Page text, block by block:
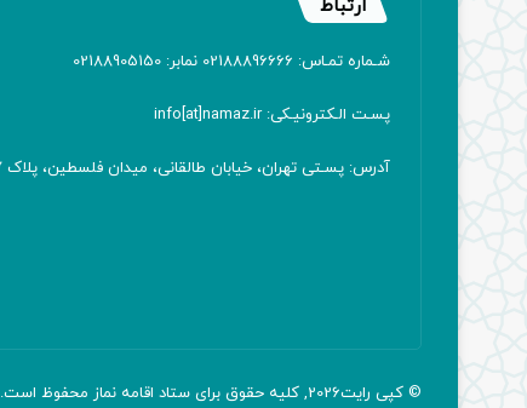
ارتباط
شـماره تمـاس: 02188896666 نمابر: 02188905150
پسـت الـکترونیـکی: info[at]namaz.ir
آدرس: پسـتی تهران، خیابان طالقانی، میدان فلسطین، پلاک 387 کدپستی: ۱۴۱۶۷۱۳۸۱۱
© کپی رایت2026, کلیه حقوق برای ستاد اقامه نماز محفوظ است.